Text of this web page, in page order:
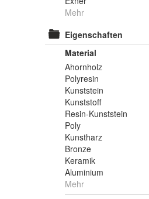
Mehr
Eigenschaften
Material
Ahornholz
Polyresin
Kunststein
Kunststoff
Resin-Kunststein
Poly
Kunstharz
Bronze
Keramik
Aluminium
Mehr